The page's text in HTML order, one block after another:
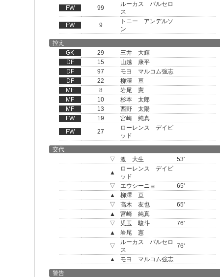
FW
99
ルーカス バルセロ
ス
FW
9
トニー アンデルソ
ン
控え
GK
29
三井 大輝
DF
15
山越 康平
DF
97
モヨ マルコム強志
DF
22
柳澤 亘
MF
8
岩尾 憲
MF
10
杉本 太郎
MF
13
西野 太陽
FW
19
宮崎 純真
FW
27
ローレンス デイビ
ッド
交代
▽
渡 大生
53'
▲
ローレンス デイビ
ッド
▽
エウシーニョ
65'
▲
柳澤 亘
▽
高木 友也
65'
▲
宮崎 純真
▽
児玉 駿斗
76'
▲
岩尾 憲
▽
ルーカス バルセロ
ス
76'
▲
モヨ マルコム強志
警告